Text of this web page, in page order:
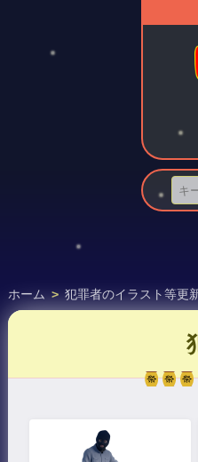
ホーム > 犯罪者のイラスト等更